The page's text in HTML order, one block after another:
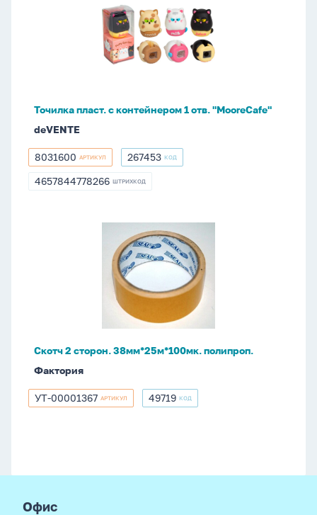
контейнером
Точилка пласт. с контейнером 1 отв. "MooreCafe"
deVENTE
8031600
8031600 АРТИКУЛ 267453
267453 КОД
4657844778266
4657844778266 ШТРИХКОД
38мм*25м*100мк.
Скотч 2 сторон. 38мм*25м*100мк. полипроп.
Фактория
УТ-00001367
УТ-00001367 АРТИКУЛ 49719
49719 КОД
Офис